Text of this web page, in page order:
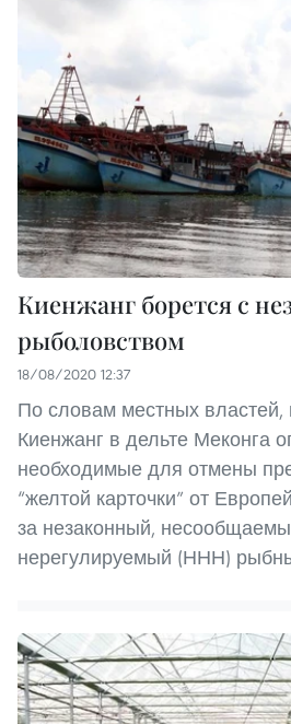
Киенжанг борется с
рыболовством
18/08/2020 12:37
По словам местных властей,
Киенжанг в дельте Меконга
необходимые для отмены
“желтой карточки” от
за незаконный,
нерегулируемый (ННН)